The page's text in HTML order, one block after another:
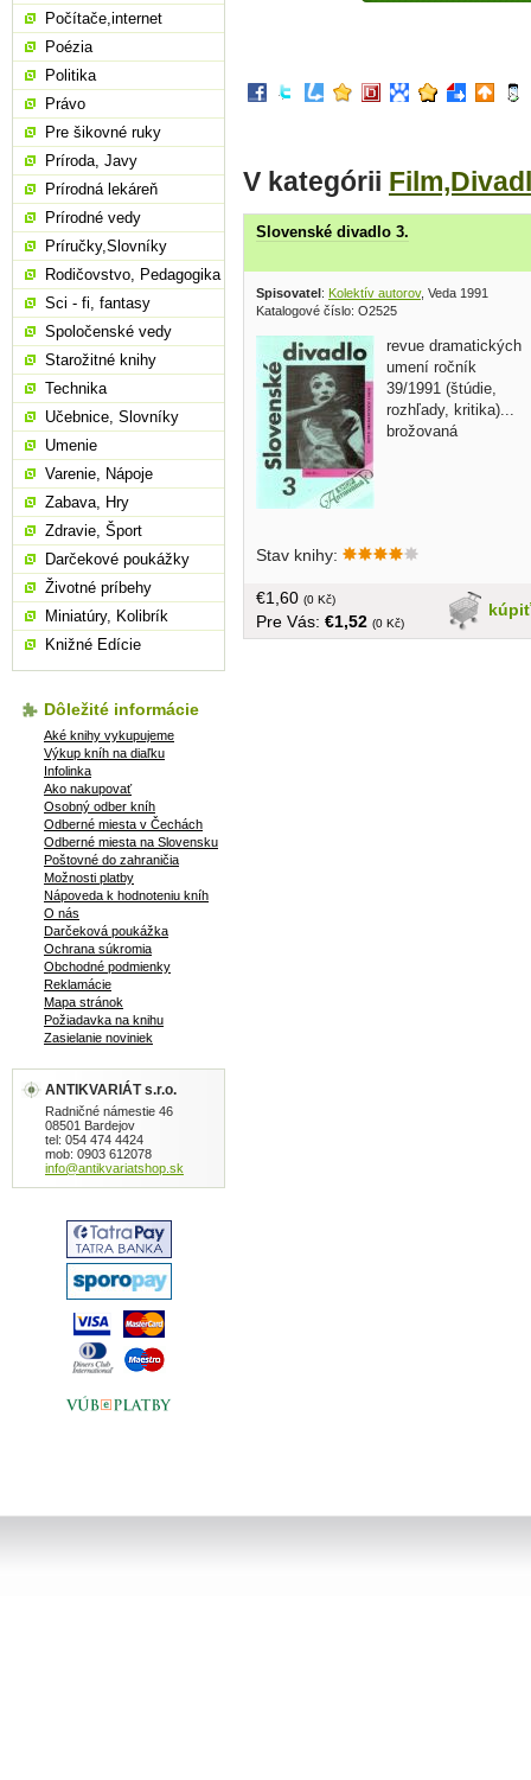
V kategórii
Slovenské divadlo 3.
Spisovatel: Kolektív autorov, Veda 1991
Katalogové číslo: O2525
revue dramatických
umení ročník
39/1991 (štúdie,
rozhľady, kritika)...
brožovaná
Stav knihy:
kúpiť
€1,60 (0 Kč)
Pre Vás: €1,52 (0 Kč)
Počítače,internet
Poézia
Politika
Právo
Pre šikovné ruky
Príroda, Javy
Prírodná lekáreň
Prírodné vedy
Príručky,Slovníky
Rodičovstvo, Pedagogika
Sci - fi, fantasy
Spoločenské vedy
Starožitné knihy
Technika
Učebnice, Slovníky
Umenie
Varenie, Nápoje
Zabava, Hry
Zdravie, Šport
Darčekové poukážky
Životné príbehy
Miniatúry, Kolibrík
Knižné Edície
Dôležité informácie
Aké knihy vykupujeme
Výkup kníh na diaľku
Infolinka
Ako nakupovať
Osobný odber kníh
Odberné miesta v Čechách
Odberné miesta na Slovensku
Poštovné do zahraničia
Možnosti platby
Nápoveda k hodnoteniu kníh
O nás
Darčeková poukážka
Ochrana súkromia
Obchodné podmienky
Reklamácie
Mapa stránok
Požiadavka na knihu
Zasielanie noviniek
ANTIKVARIÁT s.r.o.
Radničné námestie 46
08501 Bardejov
tel: 054 474 4424
mob: 0903 612078
info@antikvariatshop.sk